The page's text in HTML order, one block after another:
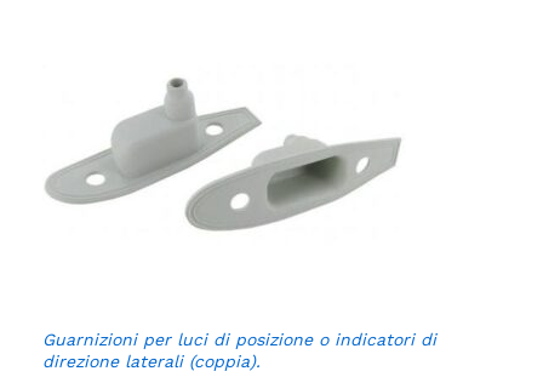
Guarnizioni per luci di posizione o indicatori di
direzione laterali (coppia).